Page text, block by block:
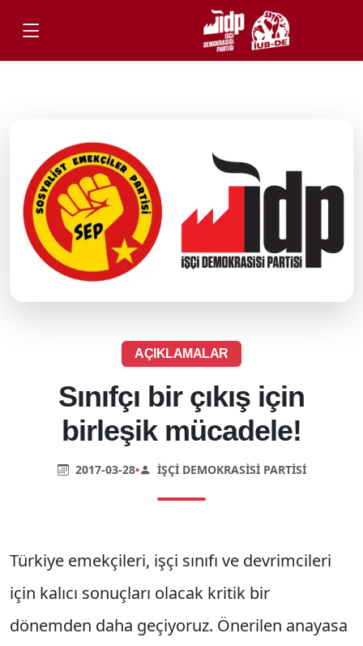
AÇIKLAMALAR
Sınıfçı bir çıkış için
birleşik mücadele!
2017-03-28• İŞÇI DEMOKRASISI PARTISI
Türkiye emekçileri, işçi sınıfı ve devrimcileri
için kalıcı sonuçları olacak kritik bir
dönemden daha geçiyoruz. Önerilen anayasa